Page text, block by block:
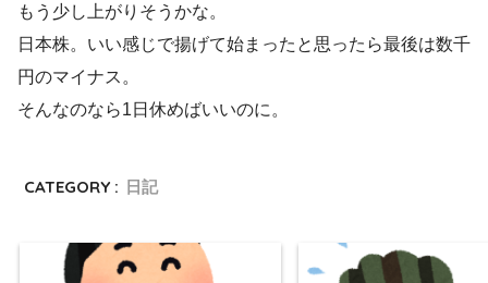
もう少し上がりそうかな。
日本株。いい感じで揚げて始まったと思ったら最後は数千
円のマイナス。
そんなのなら1日休めばいいのに。
CATEGORY : 日記